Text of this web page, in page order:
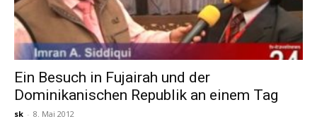
und
Reiseempfehlungen.
Ein Besuch in Fujairah und der
Dominikanischen Republik an einem Tag
sk - 8. Mai 2012